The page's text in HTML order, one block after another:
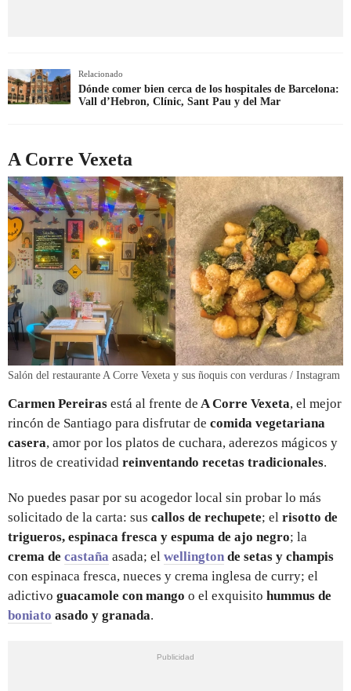
Relacionado
Dónde comer bien cerca de los hospitales de Barcelona:
Vall d’Hebron, Clínic, Sant Pau y del Mar
A Corre Vexeta
Salón del restaurante A Corre Vexeta y sus ñoquis con verduras / Instagram
Carmen Pereiras está al frente de A Corre Vexeta, el mejor
rincón de Santiago para disfrutar de comida vegetariana
casera, amor por los platos de cuchara, aderezos mágicos y
litros de creatividad reinventando recetas tradicionales.
No puedes pasar por su acogedor local sin probar lo más
solicitado de la carta: sus callos de rechupete; el risotto de
trigueros, espinaca fresca y espuma de ajo negro; la
crema de castaña asada; el wellington de setas y champis
con espinaca fresca, nueces y crema inglesa de curry; el
adictivo guacamole con mango o el exquisito hummus de
boniato asado y granada.